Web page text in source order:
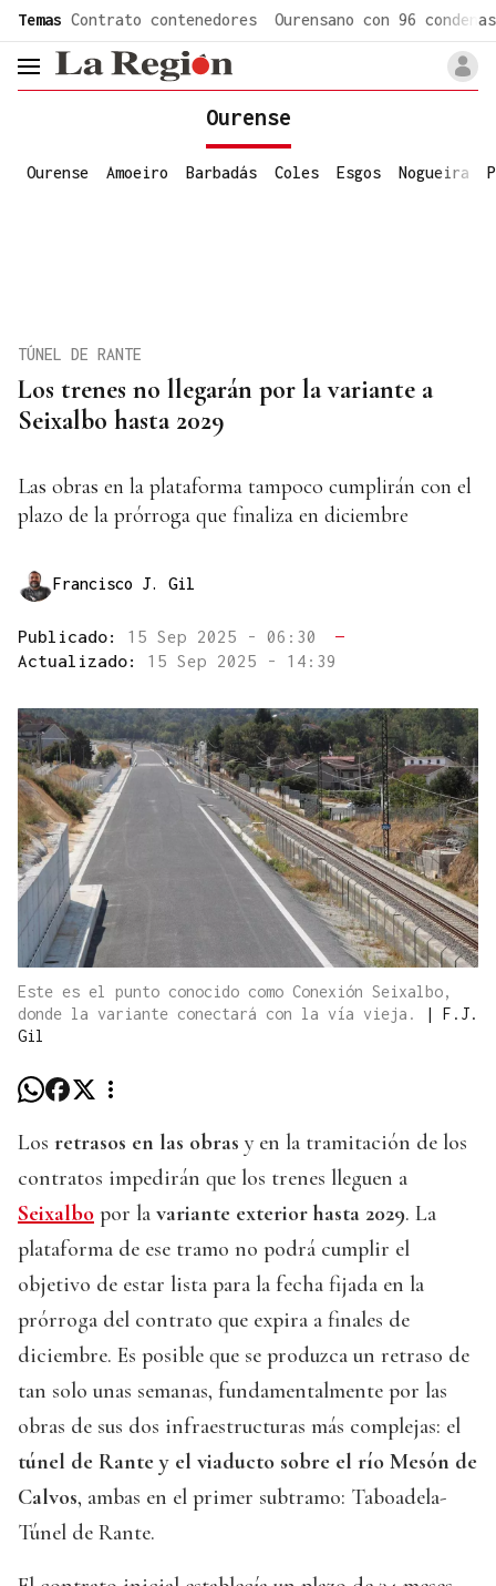
Temas Contrato contenedores Ourensano con 96 condenas
header.menu.open
Ourense
Ourense Amoeiro Barbadás Coles Esgos Nogueira
Los trenes no llegarán por la variante a
Seixalbo hasta 2029
TÚNEL DE RANTE
Las obras en la plataforma tampoco cumplirán con el
plazo de la prórroga que finaliza en diciembre
Francisco J. Gil
Publicado: 15 Sep 2025 - 06:30
—
Actualizado: 15 Sep 2025 - 14:39
Este es el punto conocido como Conexión Seixalbo,
donde la variante conectará con la vía vieja.
| F.J.
Gil
Los retrasos en las obras y en la tramitación de los
contratos impedirán que los trenes lleguen a
Seixalbo por la variante exterior hasta 2029. La
plataforma de ese tramo no podrá cumplir el
objetivo de estar lista para la fecha fijada en la
prórroga del contrato que expira a finales de
diciembre. Es posible que se produzca un retraso de
tan solo unas semanas, fundamentalmente por las
obras de sus dos infraestructuras más complejas: el
túnel de Rante y el viaducto sobre el río Mesón de
Calvos, ambas en el primer subtramo: Taboadela-
Túnel de Rante.